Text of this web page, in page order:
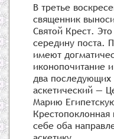
В третье
священник
Святой Крест.
середину поста.
имеют
иконопочитание
два последующих
аскетический —
Марию
себе оба